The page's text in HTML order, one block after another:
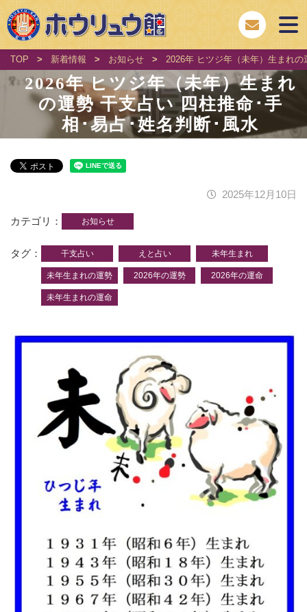
TOP > 新着情報 > お知らせ > 2026年 ヒツジ年（未年）生まれ
2026年 ヒツジ年（未年）生まれ
の運勢 干支占い 四柱推命･手
相･易占･姓名判断･風水
2025年12月10日
カテゴリ お知らせ
タグ 干支占い えと占い 未年生まれ
未年生まれの運勢 2026年の運勢 2026年の運命
未年生まれの運命